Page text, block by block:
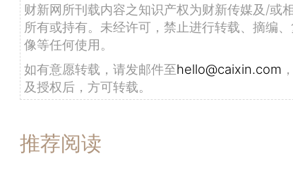
财新网所刊载内容之知识产权为财新传媒及/或
所有或持有。未经许可，禁止进行转载、摘编
像等任何使用。
如有意愿转载，请发邮件至hello@caixin.com
及授权后，方可转载。
推荐阅读